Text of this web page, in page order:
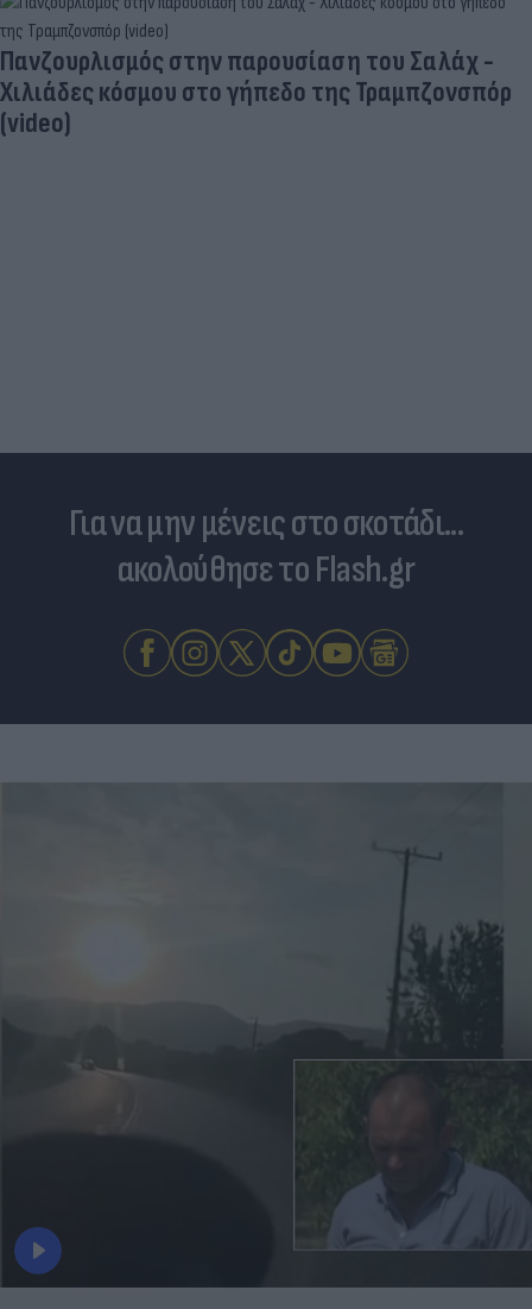
Πανζουρλισμός στην παρουσίαση του Σαλάχ -
Χιλιάδες κόσμου στο γήπεδο της Τραμπζονσπόρ
(video)
Για να μην μένεις στο σκοτάδι...
ακολούθησε το Flash.gr